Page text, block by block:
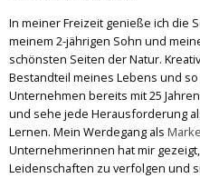
In meiner Freizeit genieße ich die
meinem 2-jährigen Sohn und
schönsten Seiten der Natur.
Bestandteil meines Lebens und
Unternehmen bereits mit 25
und sehe jede Herausforderung
Lernen. Mein Werdegang als
Unternehmerinnen hat mir
Leidenschaften zu verfolgen und